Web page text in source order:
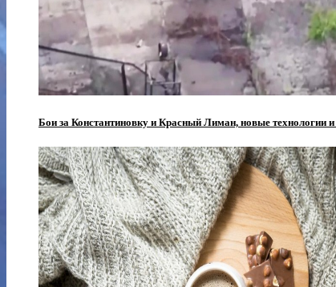
Бои за Константиновку и Красный Лиман, новые технологии